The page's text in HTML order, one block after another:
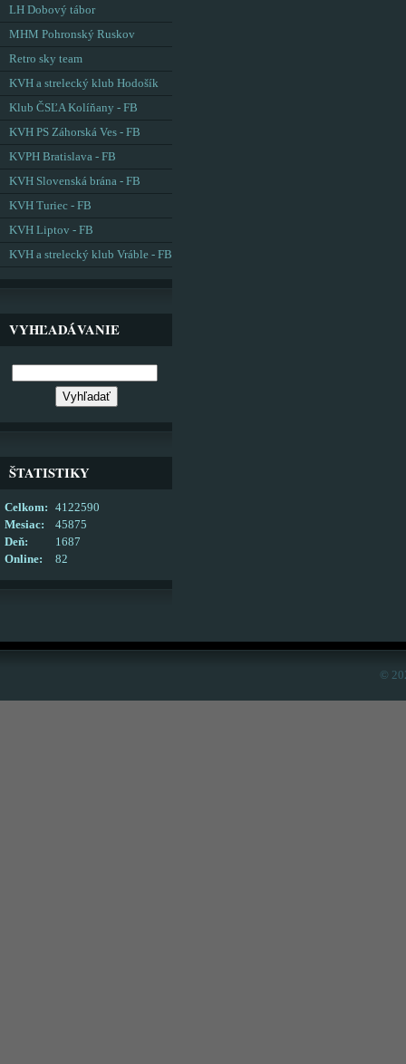
LH Dobový tábor
MHM Pohronský Ruskov
Retro sky team
KVH a strelecký klub Hodošík
Klub ČSĽA Kolíňany - FB
KVH PS Záhorská Ves - FB
KVPH Bratislava - FB
KVH Slovenská brána - FB
KVH Turiec - FB
KVH Liptov - FB
KVH a strelecký klub Vráble - FB
VYHĽADÁVANIE
ŠTATISTIKY
Online: 82
Celkom:
4122590
Mesiac:
45875
Deň:
1687
©